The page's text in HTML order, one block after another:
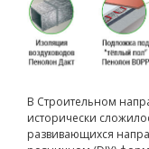
В Строительном
исторически
развивающихся